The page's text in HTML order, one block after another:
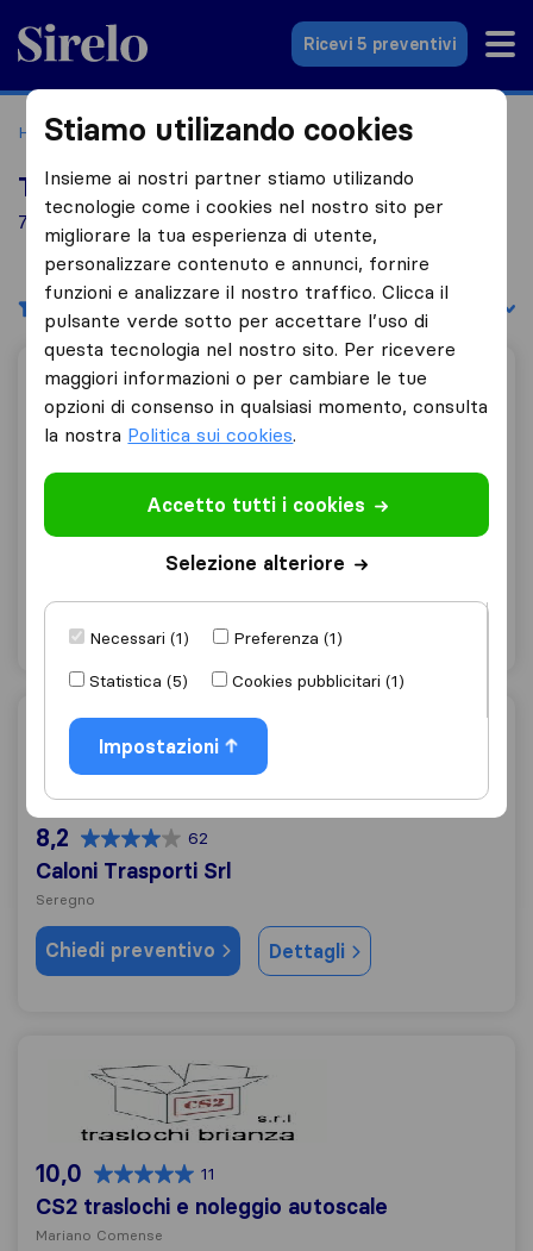
Sirelo.it
Ricevi 5 preventivi
Home Le 10 migliori aziende di traslochi in Italia
Top 10 traslocatori a Cabiate
7 aziende di traslochi trovate a Cabiate
Filtri Filtra per:
Umar Iftikhar Baig
0
Umar Iftikhar Baig
Chiedi preventivo
Caloni Trasporti Srl
8,2 62
Caloni Trasporti Srl
Seregno
Chiedi preventivo Dettagli
CS2 traslochi e noleggio autoscale
10,0 11
CS2 traslochi e noleggio autoscale
Mariano Comense
Stiamo utilizando cookies
Insieme ai nostri partner stiamo utilizando
tecnologie come i cookies nel nostro sito per
migliorare la tua esperienza di utente,
personalizzare contenuto e annunci, fornire
funzioni e analizzare il nostro traffico. Clicca il
pulsante verde sotto per accettare l’uso di
questa tecnologia nel nostro sito. Per ricevere
maggiori informazioni o per cambiare le tue
opzioni di consenso in qualsiasi momento, consulta
la nostra Politica sui cookies.
Accetto tutti i cookies
Selezione alteriore
Necessari (1)
Preferenza (1)
Statistica (5)
Cookies pubblicitari (1)
Impostazioni